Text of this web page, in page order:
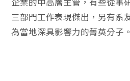
三部門工作表現傑出，另有系
為當地深具影響力的菁英分子。